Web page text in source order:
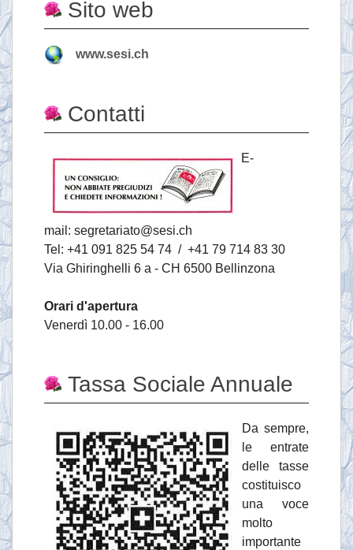
Sito web
www.sesi.ch
Contatti
E-
mail: segretariato@sesi.ch
Tel: +41 091 825 54 74 / +41 79 714 83 30
Via Ghiringhelli 6 a - CH 6500 Bellinzona
Orari d'apertura
Venerdì 10.00 - 16.00
Tassa Sociale Annuale
Da sempre,
le entrate
delle tasse
costituisco
una voce
molto
importante